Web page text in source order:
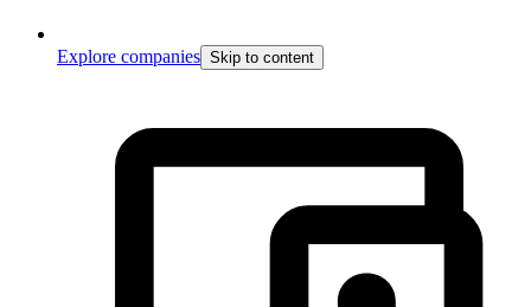
Explore companies Skip to content